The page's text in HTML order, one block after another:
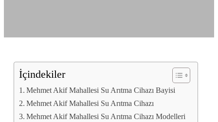
İçindekiler
Mehmet Akif Mahallesi Su Arıtma Cihazı Bayisi
Mehmet Akif Mahallesi Su Arıtma Cihazı
Mehmet Akif Mahallesi Su Arıtma Cihazı Modelleri